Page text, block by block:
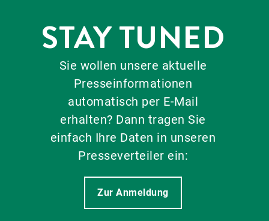
STAY TUNED
Sie wollen unsere aktuelle
Presseinformationen
automatisch per E-Mail
erhalten? Dann tragen Sie
einfach Ihre Daten in unseren
Presseverteiler ein:
Zur Anmeldung